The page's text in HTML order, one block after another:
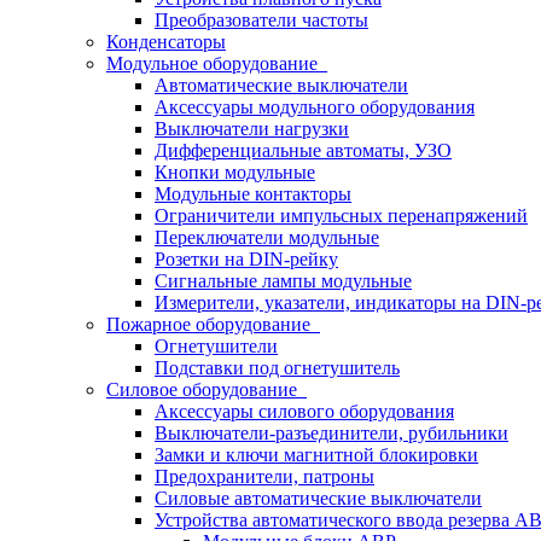
Преобразователи частоты
Конденсаторы
Модульное оборудование
Автоматические выключатели
Аксессуары модульного оборудования
Выключатели нагрузки
Дифференциальные автоматы, УЗО
Кнопки модульные
Модульные контакторы
Ограничители импульсных перенапряжений
Переключатели модульные
Розетки на DIN-рейку
Сигнальные лампы модульные
Измерители, указатели, индикаторы на DIN-
Пожарное оборудование
Огнетушители
Подставки под огнетушитель
Силовое оборудование
Аксессуары силового оборудования
Выключатели-разъединители, рубильники
Замки и ключи магнитной блокировки
Предохранители, патроны
Силовые автоматические выключатели
Устройства автоматического ввода резерва